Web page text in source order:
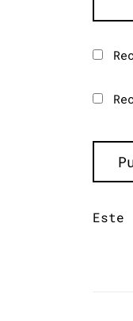
Este